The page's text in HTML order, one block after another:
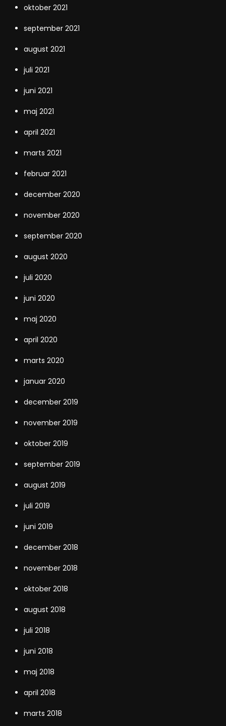
oktober 2021
september 2021
august 2021
juli 2021
juni 2021
maj 2021
april 2021
marts 2021
februar 2021
december 2020
november 2020
september 2020
august 2020
juli 2020
juni 2020
maj 2020
april 2020
marts 2020
januar 2020
december 2019
november 2019
oktober 2019
september 2019
august 2019
juli 2019
juni 2019
december 2018
november 2018
oktober 2018
august 2018
juli 2018
juni 2018
maj 2018
april 2018
marts 2018